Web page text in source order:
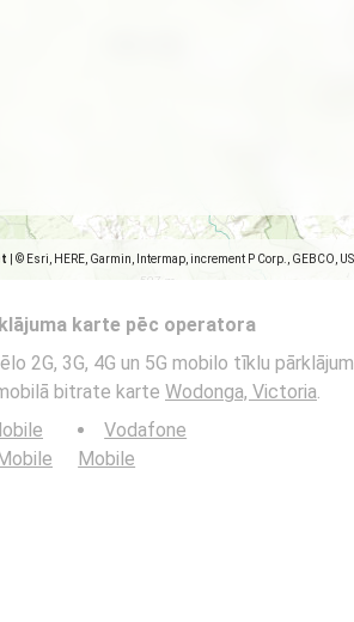
© Esri, HERE, Garmin, Intermap, increment P Corp., GEBCO,
karte pēc operatora
2G, 3G, 4G un 5G mobilo tīklu
bitrate karte Wodonga, Victoria.
Vodafone
Mobile